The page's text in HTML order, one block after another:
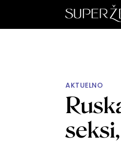
AKTUELNO